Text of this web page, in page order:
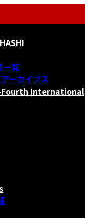
一覧
ーカイブス
Fourth International